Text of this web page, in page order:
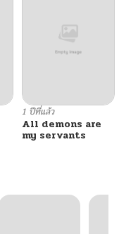
1 ปีที่แล้ว
All demons are
my servants